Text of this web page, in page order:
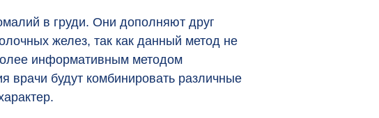
в груди. Они дополняют друг
желез, так как данный метод не
информативным методом
врачи будут комбинировать различные